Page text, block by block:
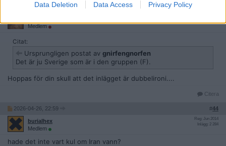
Data Deletion Data Access Privacy Policy
2026-04-26, 22:25
Medlem
Inlägg: 1 486
Citat:
Ursprungligen postat av gnirfengnorfen
Det är ju Sverige som är i den gruppen (F).
Hoppas för din skull att det inlägget är dubbelironi....
Citera
2026-04-26, 22:59 #44
burialhex
Medlem
Reg: Jun 2014
Inlägg: 2 284
hade det inte vart kul om Iran vann?